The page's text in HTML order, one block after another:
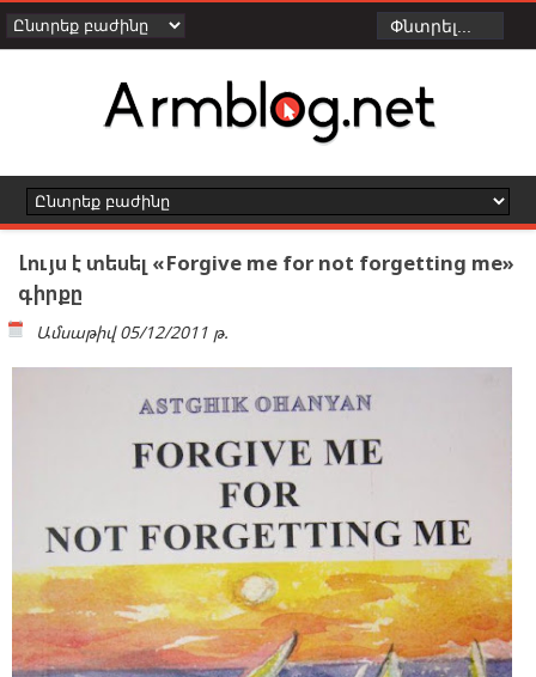
Լույս է տեսել «Forgive me for not forgetting me»
գիրքը
Ամսաթիվ 05/12/2011 թ.